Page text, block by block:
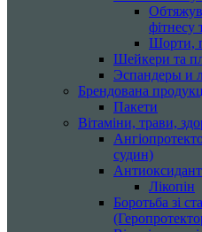
фітнесу
Шорти,
Шейкери та
Эспандеры и
Брендована
Пакети
Вітаміни, трави,
судин)
Лікопін
Боротьба зі